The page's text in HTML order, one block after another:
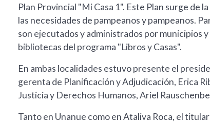
Plan Provincial "Mi Casa 1". Este Plan surge de
las necesidades de pampeanos y pampeanos.
son ejecutados y administrados por municipios
bibliotecas del programa "Libros y Casas".
En ambas localidades estuvo presente el
gerenta de Planificación y Adjudicación, Erica
Justicia y Derechos Humanos, Ariel
Tanto en Unanue como en Ataliva Roca, el